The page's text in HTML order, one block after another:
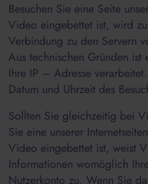
Besuchen Sie eine Seite
Video eingebettet ist, wird
Verbindung zu den Servern
Aus technischen Gründen
Ihre IP – Adresse
Datum und Uhrzeit des
Sollten Sie gleichzeitig bei
Sie eine unserer
Video eingebettet ist, weist
Informationen womöglich
Nutzerkonto zu. Wenn Sie